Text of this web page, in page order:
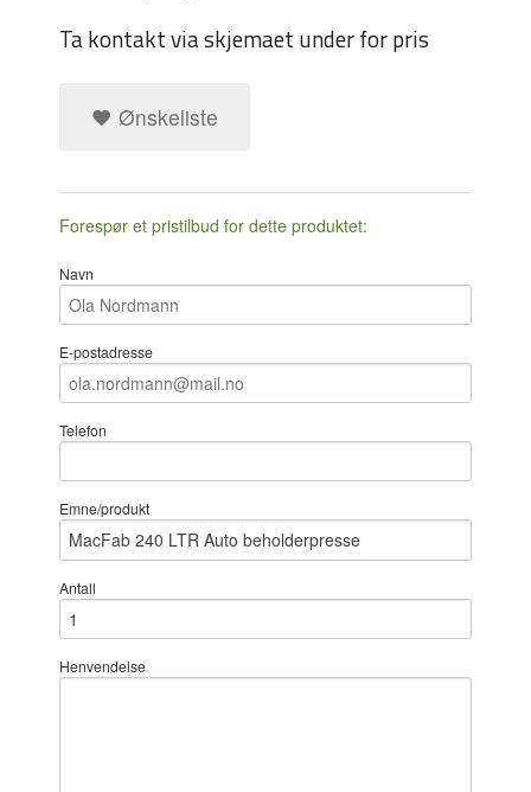
Ta kontakt via skjemaet under for pris
Ønskeliste
Forespør et pristilbud for dette produktet:
Navn
E-postadresse
Telefon
Emne/produkt
Antall
Henvendelse